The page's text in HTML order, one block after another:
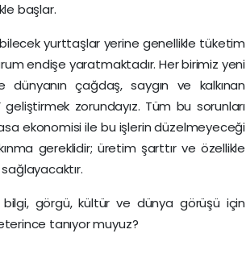
başlar.
yurttaşlar yerine genellikle tüketim
endişe yaratmaktadır. Her birimiz yeni
çağdaş, saygın ve kalkınan
geliştirmek zorundayız. Tüm bu sorunları
ekonomisi ile bu işlerin düzelmeyeceği
gereklidir; üretim şarttır ve özellikle
bilgi, görgü, kültür ve dünya görüşü için
tanıyor muyuz?